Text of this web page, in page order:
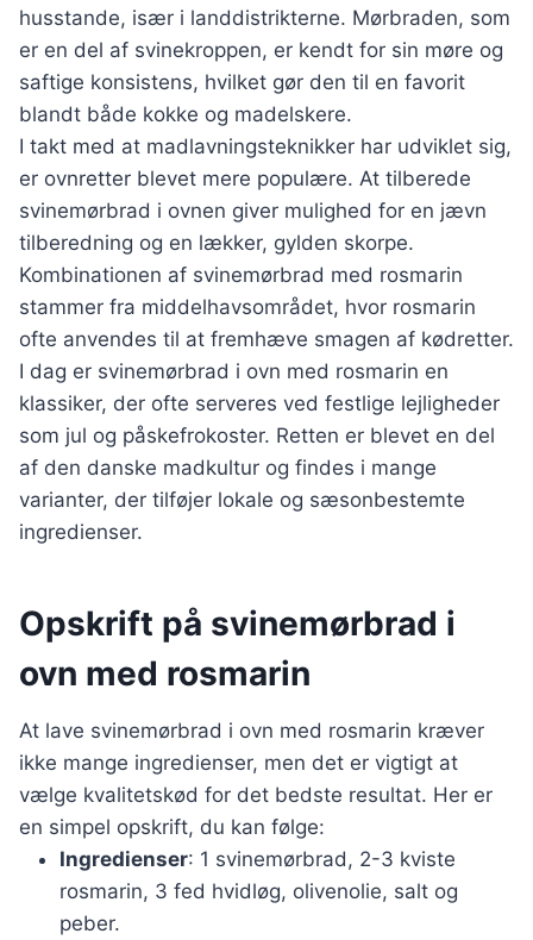
husstande, især i landdistrikterne. Mørbraden, som
er en del af svinekroppen, er kendt for sin møre og
saftige konsistens, hvilket gør den til en favorit
blandt både kokke og madelskere.
I takt med at madlavningsteknikker har udviklet sig,
er ovnretter blevet mere populære. At tilberede
svinemørbrad i ovnen giver mulighed for en jævn
tilberedning og en lækker, gylden skorpe.
Kombinationen af svinemørbrad med rosmarin
stammer fra middelhavsområdet, hvor rosmarin
ofte anvendes til at fremhæve smagen af kødretter.
I dag er svinemørbrad i ovn med rosmarin en
klassiker, der ofte serveres ved festlige lejligheder
som jul og påskefrokoster. Retten er blevet en del
af den danske madkultur og findes i mange
varianter, der tilføjer lokale og sæsonbestemte
ingredienser.
Opskrift på svinemørbrad i
ovn med rosmarin
At lave svinemørbrad i ovn med rosmarin kræver
ikke mange ingredienser, men det er vigtigt at
vælge kvalitetskød for det bedste resultat. Her er
en simpel opskrift, du kan følge:
Ingredienser: 1 svinemørbrad, 2-3 kviste
rosmarin, 3 fed hvidløg, olivenolie, salt og
peber.